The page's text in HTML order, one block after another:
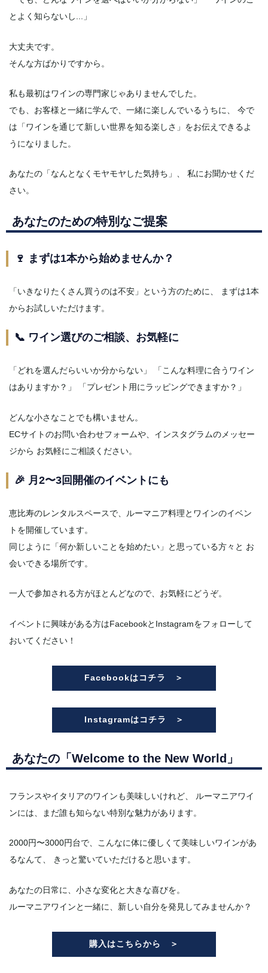
とよく知らないし...」
大丈夫です。
そんな方ばかりですから。
私も最初はワインの専門家じゃありませんでした。
でも、お客様と一緒に学んで、一緒に楽しんでいるうちに、 今で
は「ワインを通じて新しい世界を知る楽しさ」をお伝えできるよ
うになりました。
あなたの「なんとなくモヤモヤした気持ち」、 私にお聞かせくだ
さい。
あなたのための特別なご提案
🍷 まずは1本から始めませんか？
「いきなりたくさん買うのは不安」という方のために、 まずは1本
からお試しいただけます。
📞 ワイン選びのご相談、お気軽に
「どれを選んだらいいか分からない」 「こんな料理に合うワイン
はありますか？」 「プレゼント用にラッピングできますか？」
どんな小さなことでも構いません。
ECサイトのお問い合わせフォームや、インスタグラムのメッセー
ジから お気軽にご相談ください。
🎉 月2〜3回開催のイベントにも
恵比寿のレンタルスペースで、ルーマニア料理とワインのイベン
トを開催しています。
同じように「何か新しいことを始めたい」と思っている方々と お
会いできる場所です。
一人で参加される方がほとんどなので、お気軽にどうぞ。
イベントに興味がある方はFacebookとInstagramをフォローして
おいてください！
Facebookはコチラ ＞
Instagramはコチラ ＞
あなたの「Welcome to the New World」
フランスやイタリアのワインも美味しいけれど、 ルーマニアワイ
ンには、まだ誰も知らない特別な魅力があります。
2000円〜3000円台で、こんなに体に優しくて美味しいワインがあ
るなんて、 きっと驚いていただけると思います。
あなたの日常に、小さな変化と大きな喜びを。
ルーマニアワインと一緒に、新しい自分を発見してみませんか？
購入はこちらから ＞